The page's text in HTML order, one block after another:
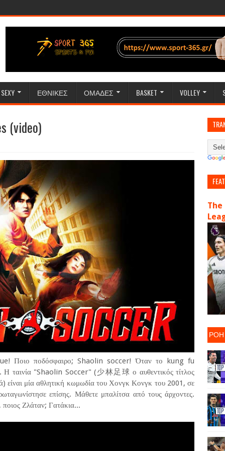
SEXY ΕΘΝΙΚΕΣ ΟΜΑΔΕΣ BASKET VOLLEY
(video)
Ποιο ποδόσφαιρο; Shaolin soccer! Όταν το kung fu
Η ταινία "Shaolin Soccer" (少林足球 ο αυθεντικός τίτλος
είναι μία αθλητική κωμωδία του Χονγκ Κονγκ του 2001, σε
επίσης. Μάθετε μπαλίτσα από τους άρχοντες.
Ζλάταν; Γατάκια...
The
ΡΟΗ